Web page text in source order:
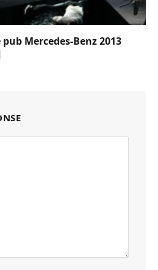
Mercedes-Benz 2013